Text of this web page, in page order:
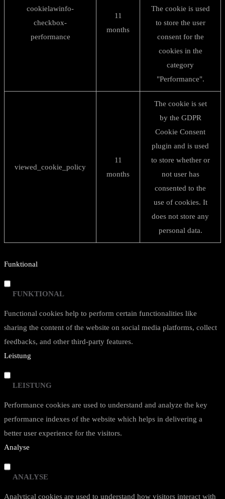
cookielawinfo-
checkbox-
performance
11
months
The cookie is used
to store the user
consent for the
cookies in the
category
"Performance".
viewed_cookie_policy
11
months
The cookie is set
by the GDPR
Cookie Consent
plugin and is used
to store whether or
not user has
consented to the
use of cookies. It
does not store any
personal data.
Funktional
FUNKTIONAL
Functional cookies help to perform certain functionalities like
sharing the content of the website on social media platforms, collect
feedbacks, and other third-party features.
Leistung
LEISTUNG
Performance cookies are used to understand and analyze the key
performance indexes of the website which helps in delivering a
better user experience for the visitors.
Analyse
ANALYSE
Analytical cookies are used to understand how visitors interact with